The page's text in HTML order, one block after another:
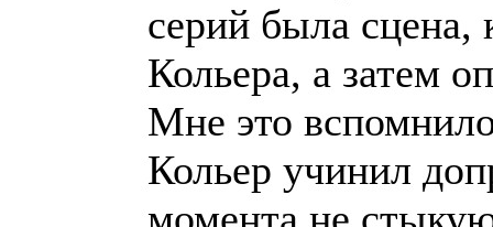
серий была сцена,
Кольера, а затем
Мне это
Кольер учинил